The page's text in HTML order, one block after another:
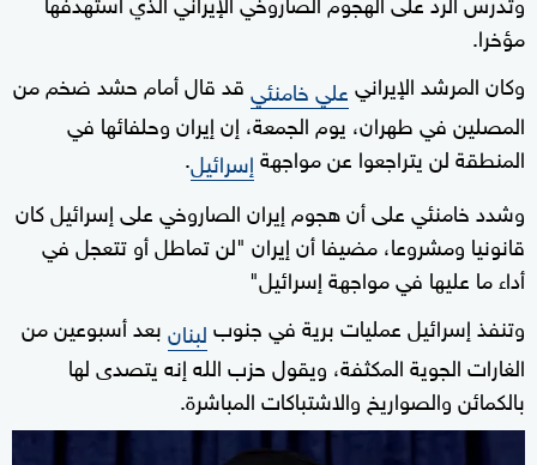
مؤخرا.
وكان المرشد الإيرانيعلي خامنئيقد قال أمام حشد ضخم من
المصلين في طهران، يوم الجمعة، إن إيران وحلفائها في
المنطقة لن يتراجعوا عن مواجهةإسرائيل.
وشدد خامنئي على أن هجوم إيران الصاروخي على إسرائيل كان
قانونيا ومشروعا، مضيفا أن إيران "لن تماطل أو تتعجل في
أداء ما عليها في مواجهة إسرائيل"
وتنفذ إسرائيل عمليات برية في جنوبلبنانبعد أسبوعين من
الغارات الجوية المكثفة، ويقول حزب الله إنه يتصدى لها
بالكمائن والصواريخ والاشتباكات المباشرة.